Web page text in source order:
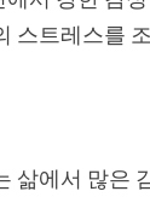
스트레스를
삶에서 많은